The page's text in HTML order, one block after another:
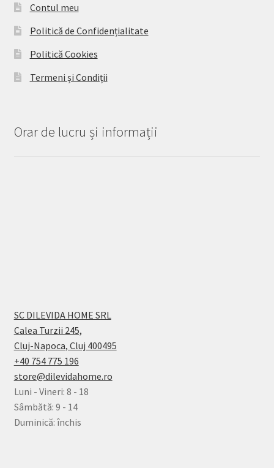
Contul meu
Politică de Confidențialitate
Politică Cookies
Termeni și Condiții
Orar de lucru și informații
SC DILEVIDA HOME SRL
Calea Turzii 245,
Cluj-Napoca, Cluj 400495
+40 754 775 196
store@dilevidahome.ro
Luni - Vineri: 8 - 18
Sâmbătă: 9 - 14
Duminică: închis